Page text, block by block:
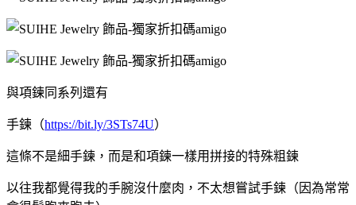
與項鍊同系列還有
手鍊（https://bit.ly/3STs74U）
這條不是細手鍊，而是和項鍊一樣用拼接的特殊粗鍊
以往我都覺得我的手腕沒什麼肉，不太想嘗試手鍊（因為常常